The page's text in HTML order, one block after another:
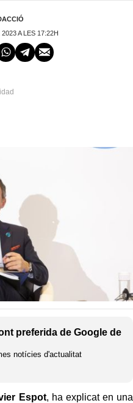
A LES 17:22H
preferida de Google de
notícies d'actualitat
Espot, ha explicat en una